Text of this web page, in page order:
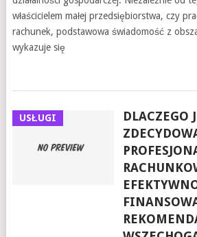
właścicielem małej przedsiębiorstwa, czy
rachunek, podstawowa świadomość z
wykazuje się
USŁUGI
DLACZEGO